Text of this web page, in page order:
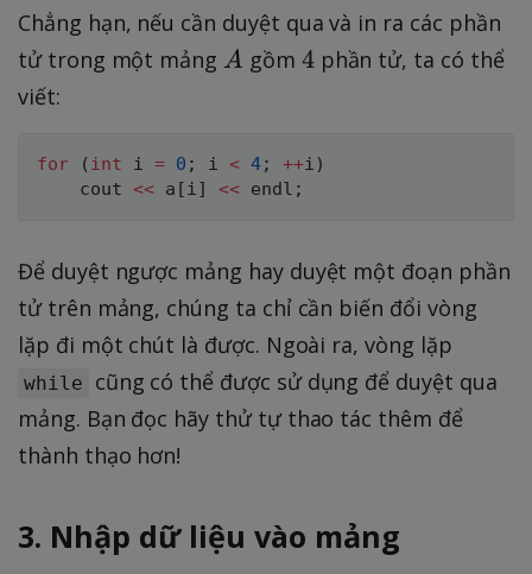
Chẳng hạn, nếu cần duyệt qua và in ra các phần
tử trong một mảng A
A gồm 4
4phần tử, ta có thể
viết:
for ( int i = 0 ; i < 4; ++i )
    cout
<< a [i] << endl ;
Để duyệt ngược mảng hay duyệt một đoạn phần
tử trên mảng, chúng ta chỉ cần biến đổi vòng
lặp đi một chút là được. Ngoài ra, vòng lặp
while
cũng có thể được sử dụng để duyệt qua
mảng. Bạn đọc hãy thử tự thao tác thêm để
thành thạo hơn!
3. Nhập dữ liệu vào mảng